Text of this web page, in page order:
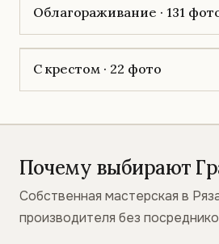
Облагораживание · 131
С крестом · 22 фото
Почему выбирают
Собственная мастерская в
производителя без